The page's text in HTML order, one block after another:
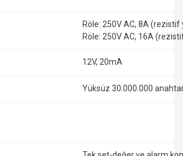
Röle: 250V AC, 8A (rezistif
Röle: 250V AC, 16A
12V, 20mA
Yüksüz 30.000.000